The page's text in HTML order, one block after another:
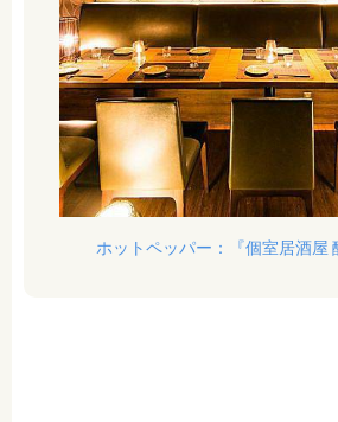
ホットペッパー：『個室居酒屋